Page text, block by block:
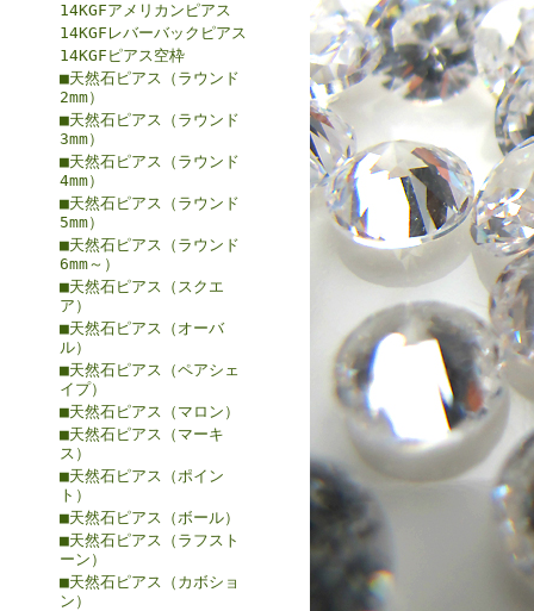
14KGFアメリカンピアス
14KGFレバーバックピアス
14KGFピアス空枠
■天然石ピアス（ラウンド
2mm）
■天然石ピアス（ラウンド
3mm）
■天然石ピアス（ラウンド
4mm）
■天然石ピアス（ラウンド
5mm）
■天然石ピアス（ラウンド
6mm～）
■天然石ピアス（スクエ
ア）
■天然石ピアス（オーバ
ル）
■天然石ピアス（ペアシェ
イプ）
■天然石ピアス（マロン）
■天然石ピアス（マーキ
ス）
■天然石ピアス（ポイン
ト）
■天然石ピアス（ボール）
■天然石ピアス（ラフスト
ーン）
■天然石ピアス（カボショ
ン）